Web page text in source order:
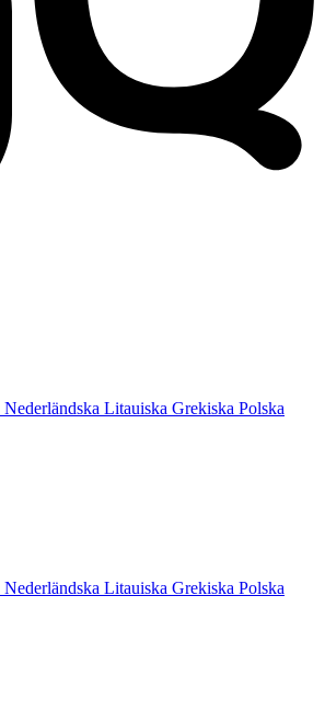
Nederländska Litauiska Grekiska Polska
Nederländska Litauiska Grekiska Polska